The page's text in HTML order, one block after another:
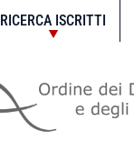
RICERCA ISCRITTI